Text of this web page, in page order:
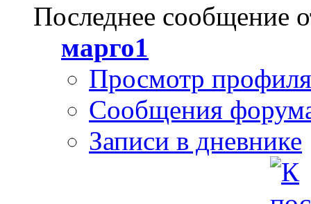
Последнее сообщение
марго1
Просмотр профиля
Сообщения
Записи в дневнике